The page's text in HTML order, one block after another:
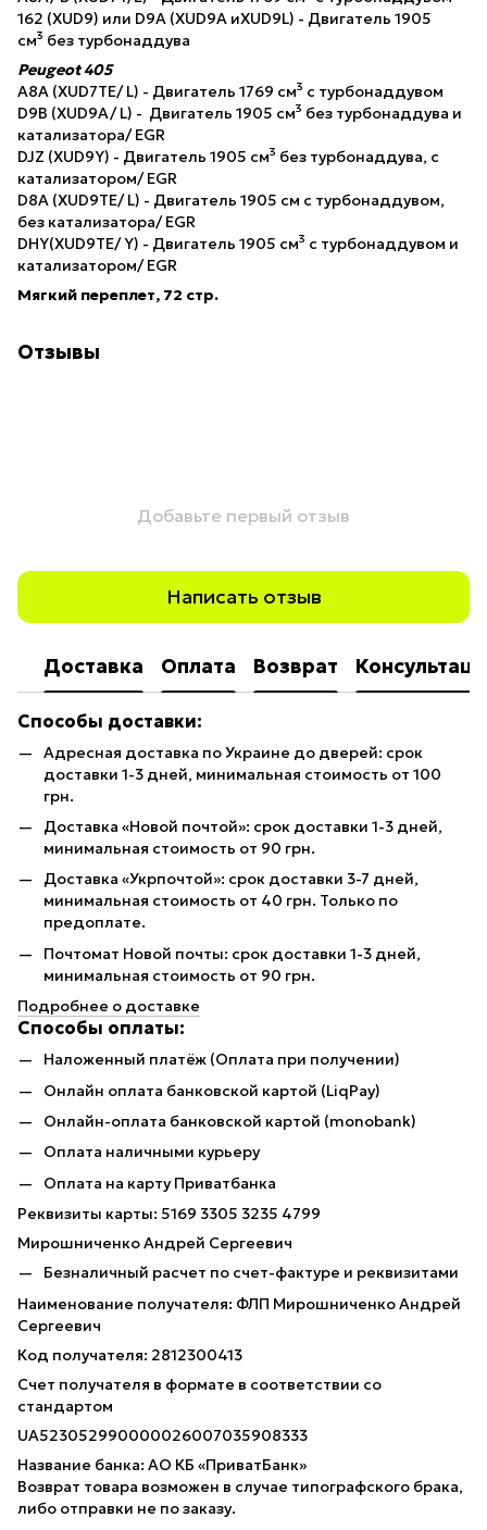
162 (XUD9) или D9A (XUD9A иXUD9L) - Двигатель 1905
см3 без турбонаддува
Peugeot 405
А8A (XUD7TE/ L) - Двигатель 1769 см3 с турбонаддувом
D9B (XUD9A/ L) - Двигатель 1905 см3 без турбонаддува и
катализатора/ EGR
DJZ (XUD9Y) - Двигатель 1905 см3 без турбонаддува, с
катализатором/ EGR
D8A (XUD9TE/ L) - Двигатель 1905 см с турбонаддувом,
без катализатора/ EGR
DHY(XUD9TE/ Y) - Двигатель 1905 см3 с турбонаддувом и
катализатором/ EGR
Мягкий переплет, 72 стр.
Отзывы
Добавьте первый отзыв
Написать отзыв
Доставка Оплата Возврат
Способы доставки:
Адресная доставка по Украине до дверей: срок
доставки 1-3 дней, минимальная стоимость от 100
грн.
Доставка «Новой почтой»: срок доставки 1-3 дней,
минимальная стоимость от 90 грн.
Доставка «Укрпочтой»: срок доставки 3-7 дней,
минимальная стоимость от 40 грн. Только по
предоплате.
Почтомат Новой почты: срок доставки 1-3 дней,
минимальная стоимость от 90 грн.
Подробнее о доставке
Способы оплаты:
Наложенный платёж (Оплата при получении)
Онлайн оплата банковской картой (LiqPay)
Онлайн-оплата банковской картой (monobank)
Оплата наличными курьеру
Оплата на карту Приватбанка
Реквизиты карты: 5169 3305 3235 4799
Мирошниченко Андрей Сергеевич
Безналичный расчет по счет-фактуре и реквизитами
Наименование получателя: ФЛП Мирошниченко Андрей
Сергеевич
Код получателя: 2812300413
Счет получателя в формате в соответствии со
стандартом
UA523052990000026007035908333
Название банка: АО КБ «ПриватБанк»
Возврат товара возможен в случае типографского брака,
либо отправки не по заказу.